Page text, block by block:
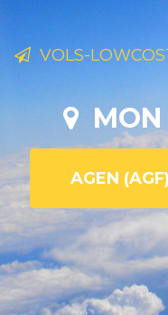
VOLS-
MON